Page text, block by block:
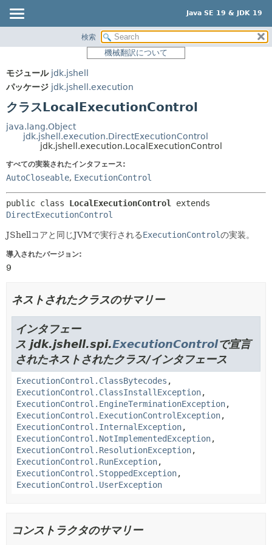
Java SE 19 & JDK 19
パッケージ
使用
ツリー
プレビュー
索引
サマリー:
ネスト済
メソッド
詳細:
メソッド
検索
機械翻訳について
モジュール jdk.jshell
パッケージ jdk.jshell.execution
クラスLocalExecutionControl
java.lang.Object
jdk.jshell.execution.DirectExecutionControl
jdk.jshell.execution.LocalExecutionControl
すべての実装されたインタフェース:
AutoCloseable, ExecutionControl
public class LocalExecutionControl
DirectExecutionControl
JShellコアと同じJVMで実行されるExecutionControlの実装。
導入されたバージョン:
9
ネストされたクラスのサマリー
インタフェー
ス jdk.jshell.spi.ExecutionControlで宣言
されたネストされたクラス/インタフェース
ExecutionControl.ClassBytecodes ,
ExecutionControl.ClassInstallException,
ExecutionControl.EngineTerminationException,
ExecutionControl.ExecutionControlException,
ExecutionControl.InternalException,
ExecutionControl.NotImplementedException,
ExecutionControl.ResolutionException,
ExecutionControl.RunException,
ExecutionControl.StoppedException,
ExecutionControl.UserException
コンストラクタのサマリー